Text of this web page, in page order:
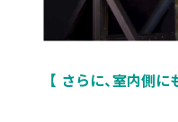
さらに、室内側